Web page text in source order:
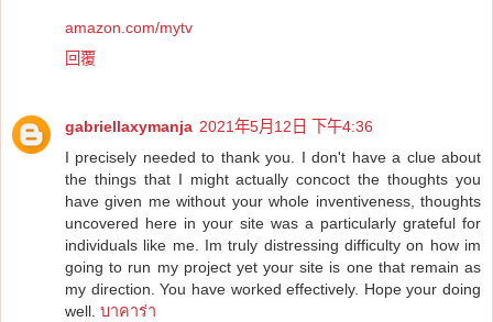
amazon.com/mytv
回覆
gabriellaxymanja 2021年5月12日 下午4:36
I precisely needed to thank you. I don't have a clue about
the things that I might actually concoct the thoughts you
have given me without your whole inventiveness, thoughts
uncovered here in your site was a particularly grateful for
individuals like me. Im truly distressing difficulty on how im
going to run my project yet your site is one that remain as
my direction. You have worked effectively. Hope your doing
well. บาคาร่า